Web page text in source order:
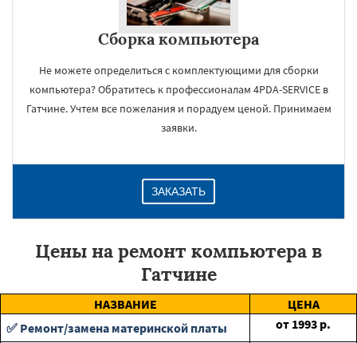
Сборка компьютера
Не можете определиться с комплектующими для сборки
компьютера? Обратитесь к профессионалам 4PDA-SERVICE в
Гатчине. Учтем все пожелания и порадуем ценой. Принимаем
заявки.
ЗАКАЗАТЬ
Цены на ремонт компьютера в
Гатчине
НАЗВАНИЕ
ЦЕНА
✅ Ремонт/замена материнской платы
от 1993 р.